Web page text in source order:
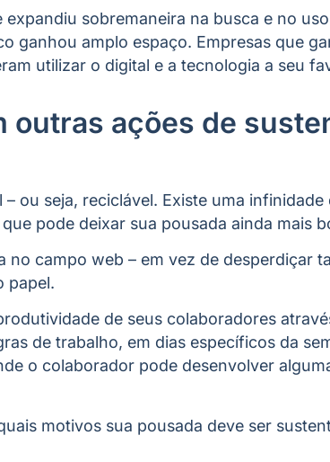
expandiu sobremaneira na busca e no
ganhou amplo espaço. Empresas que
utilizar o digital e a tecnologia a seu
outras ações de
ou seja, reciclável. Existe uma infinidade
pode deixar sua pousada ainda mais
no campo web – em vez de desperdiçar
papel.
de seus colaboradores
de trabalho, em dias específicos da
o colaborador pode desenvolver
motivos sua pousada deve ser